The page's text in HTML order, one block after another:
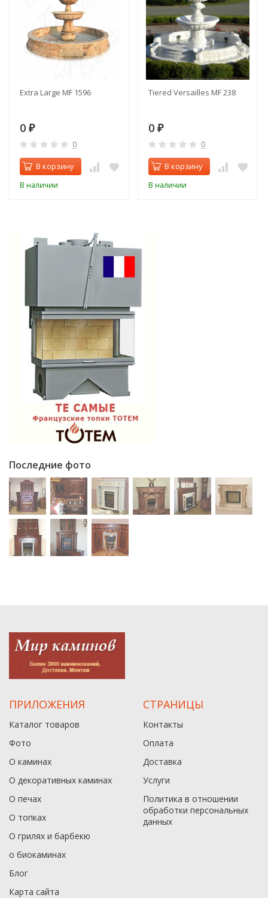
Extra Large MF 1596
0 ₽
0
В корзину
В наличии
Tiered Versailles MF 238
0 ₽
0
В корзину
В наличии
Последние фото
ПРИЛОЖЕНИЯ
Каталог товаров
Фото
О каминах
О декоративных каминах
О печах
О топках
О грилях и барбекю
о биокаминах
Блог
Карта сайта
СТРАНИЦЫ
Контакты
Оплата
Доставка
Услуги
Политика в отношении
обработки персональных
данныx